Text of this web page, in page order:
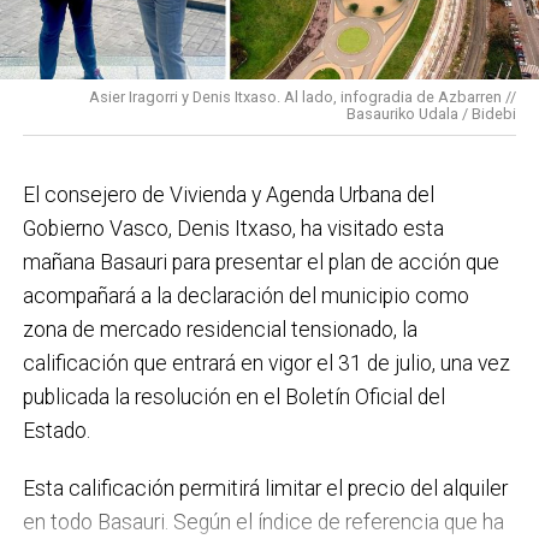
para mucho. En Medio Ambiente destacaría el
impulso para la creación de huertos urbanos,la
elaboración del Plan General de Actuación Energética,
el Plan de Acción contra el Ruido y la instalación de
régimen de autoconsumo, que hacen de Basauri un
municipio más sostenible y preparado para el futuro.
En ese sentido, estamos trabajando en acciones de
clima y energía, entre las que destacan el diseño de
una red de refugios climáticos, junto con un Plan de
Actuación ante Episodios de Altas Temperaturas,
como las que recientemente hemos sufrido.
proyecto de lanueva haurreskola que se construirá en
Sarratu, junto a Arizko Ikastola, y que es una apuesta
Asier Iragorri y Denis Itxaso. Al lado, infogradia de Azbarren //
Basauriko Udala / Bidebi
El consejero de Vivienda y Agenda Urbana del
Gobierno Vasco, Denis Itxaso, ha visitado esta
mañana Basauri para presentar el plan de acción que
acompañará a la declaración del municipio como
zona de mercado residencial tensionado, la
calificación que entrará en vigor el 31 de julio, una vez
publicada la resolución en el Boletín Oficial del
Estado.
Esta calificación permitirá limitar el precio del alquiler
en todo Basauri. Según el índice de referencia que ha